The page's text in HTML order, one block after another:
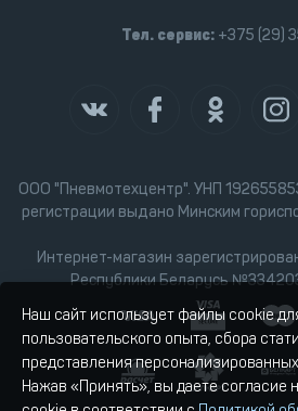
ООО "Пневмотехцентр". УНП
регистрации выдано Минским
Интернет-магазин
Республики Беларусь
Тел. сервис:+375 (29)
Наш сайт использует файлы cookie
пользовательского опыта, сбора
представления
Нажав «Принять», вы даете согласие